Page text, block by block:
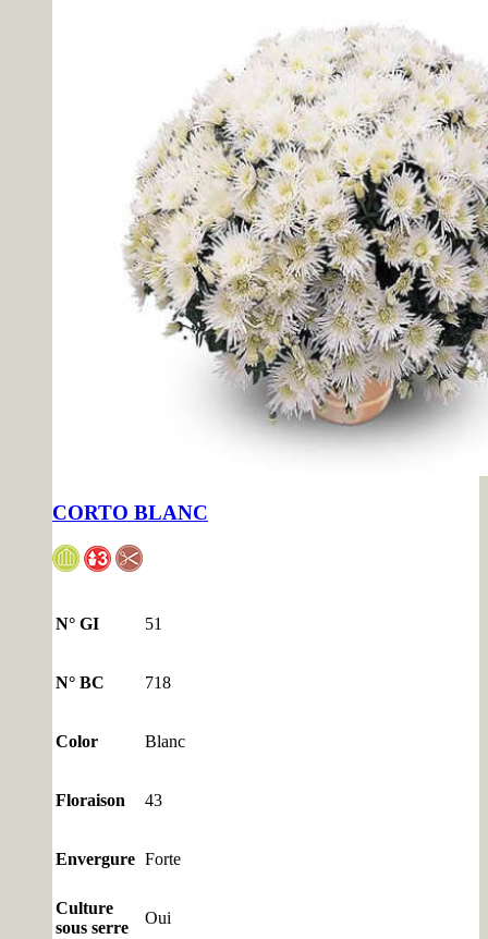
CORTO BLANC
N° GI 51
N° BC 718
Color Blanc
Floraison 43
Envergure Forte
Culture
sous serre
Oui